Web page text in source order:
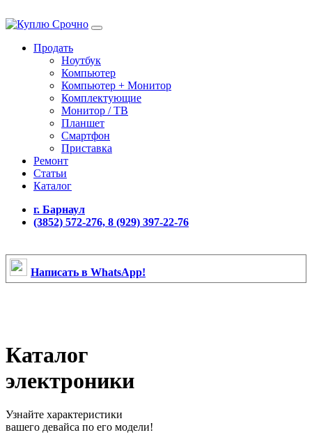
Продать
Ноутбук
Компьютер
Компьютер + Монитор
Комплектующие
Монитор / ТВ
Планшет
Смартфон
Приставка
Ремонт
Статьи
Каталог
г. Барнаул
(3852) 572-276, 8 (929) 397-22-76
Написать в WhatsApp!
Каталог
электроники
Узнайте характеристики
вашего девайса по его модели!